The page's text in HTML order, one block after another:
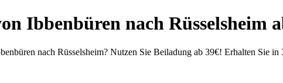
Ibbenbüren nach Rüsselsheim
nach Rüsselsheim? Nutzen Sie Beiladung ab 39€! Erhalten Sie